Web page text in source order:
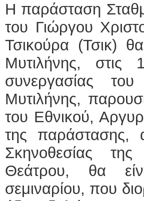
Η παράσταση
του Γιώργου
Τσικούρα (Τσικ)
Μυτιλήνης,
συνεργασίας
Μυτιλήνης,
του Εθνικού,
της παράστασης,
Σκηνοθεσίας
Θεάτρου, θα
σεμιναρίου, που